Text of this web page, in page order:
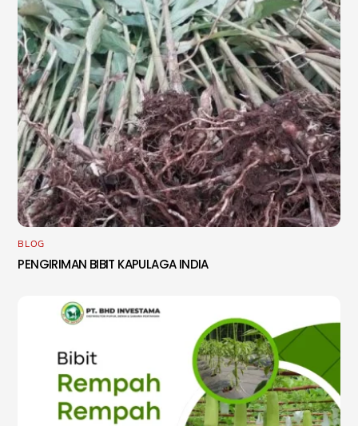
BLOG
PENGIRIMAN BIBIT KAPULAGA INDIA